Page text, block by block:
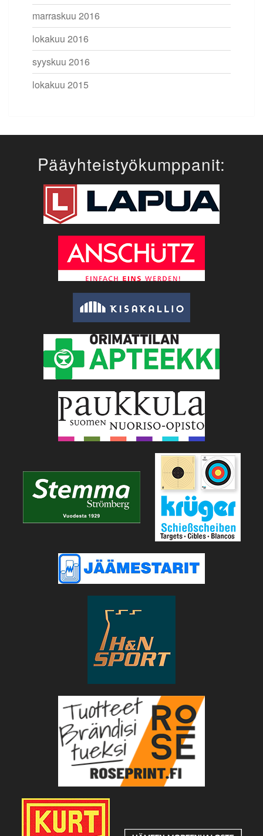
marraskuu 2016
lokakuu 2016
syyskuu 2016
lokakuu 2015
Pääyhteistyökumppanit: